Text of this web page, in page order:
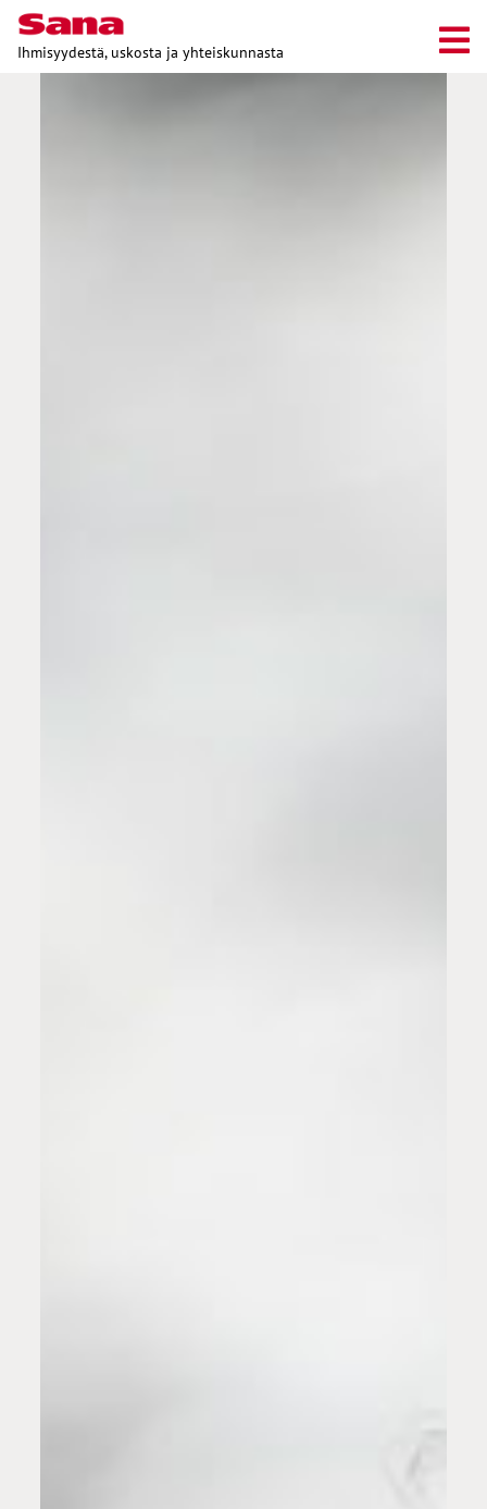
Ihmisyydestä, uskosta ja yhteiskunnasta